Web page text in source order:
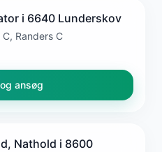
i 6640 Lunderskov
Randers C
ansøg
Nathold i 8600